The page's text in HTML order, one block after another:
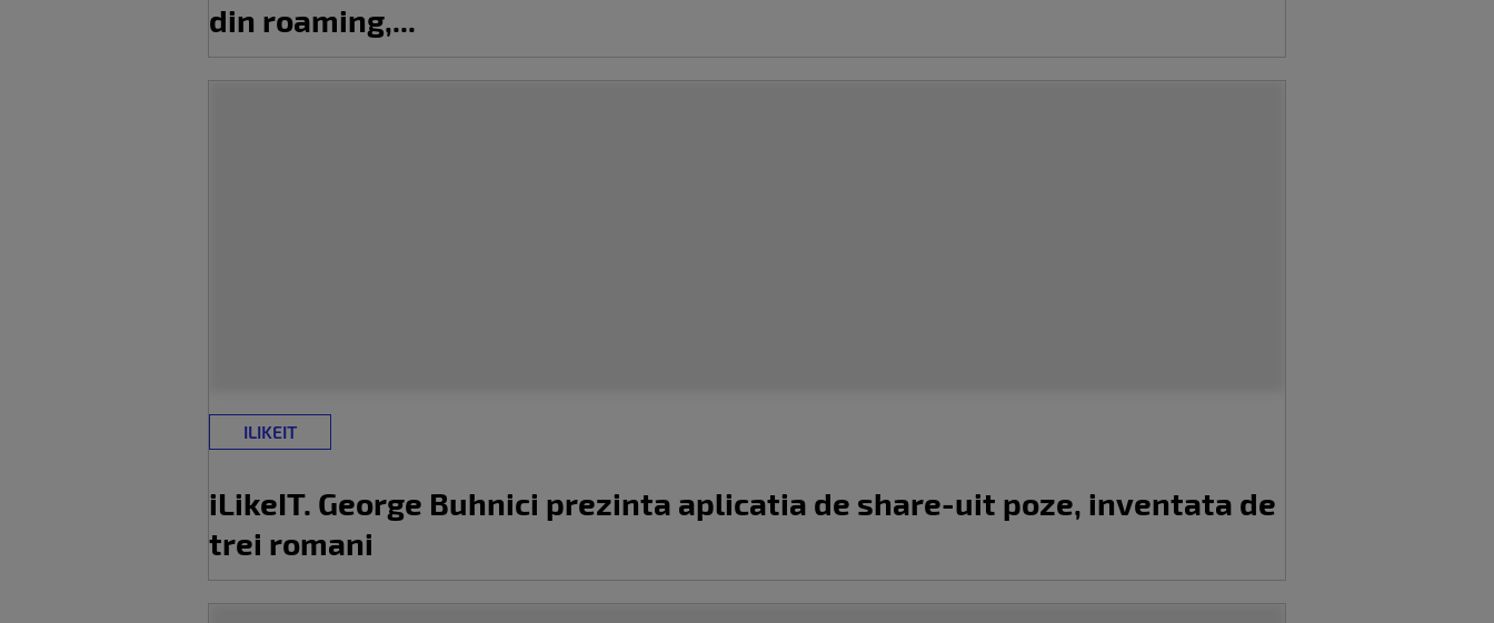
din roaming,...
ILIKEIT
iLikeIT. George Buhnici prezinta aplicatia de share-uit poze, inventata de
trei romani